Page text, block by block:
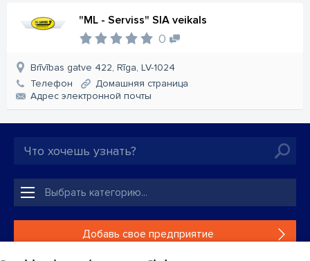
"ML - Serviss" SIA veikals
0
Brīvības gatve 422, Rīga, LV-1024
Телефон
Домашняя страница
Aдрес электронной почты
Добавь свое предприятие